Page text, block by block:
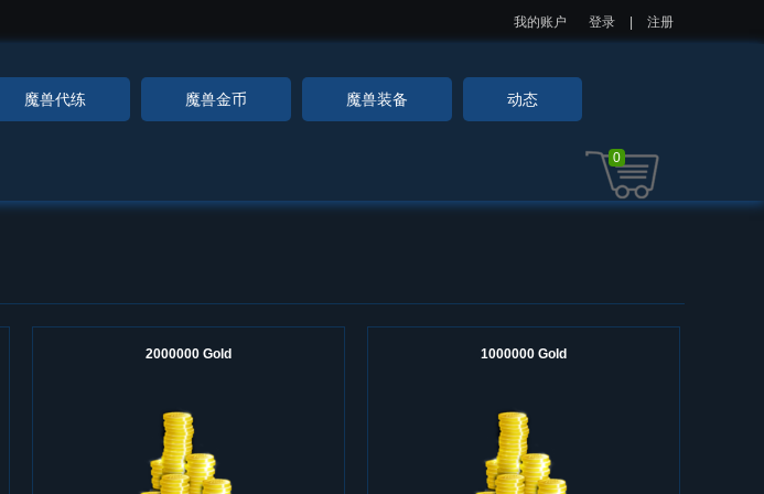
我的账户 登录 注册
魔兽代练 魔兽金币 魔兽装备 动态
0
2000000 Gold 1000000 Gold